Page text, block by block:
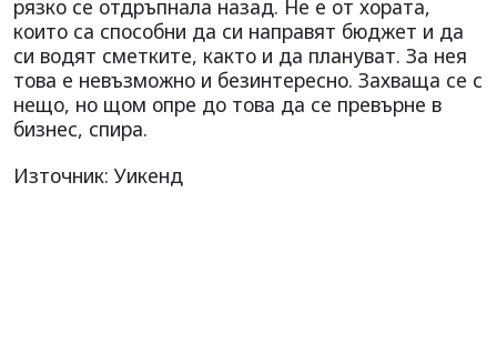
рязко се отдръпнала назад. Не е от хората,
които са способни да си направят бюджет и да
си водят сметките, както и да плануват. За нея
това е невъзможно и безинтересно. Захваща се с
нещо, но щом опре до това да се превърне в
бизнес, спира.
Източник: Уикенд